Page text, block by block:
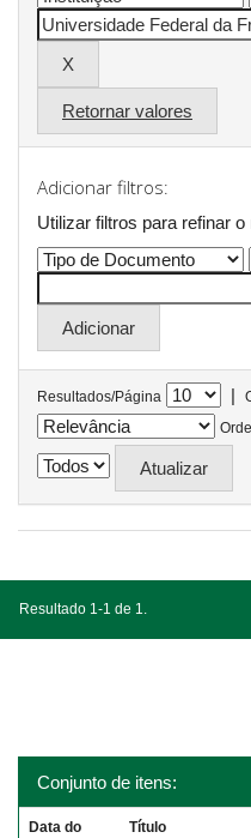
Retornar valores
Adicionar filtros:
Utilizar filtros para refinar
Resultados/Página |
Resultado 1-1 de 1.
Conjunto de itens:
Data do
Título